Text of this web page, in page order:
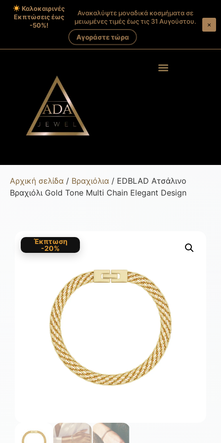
Καλοκαιρινές
Εκπτώσεις έως
-50%!
Ανακαλύψτε μοναδικά κοσμήματα σε
μειωμένες τιμές έως τις 31 Αυγούστου.
Αγοράστε τώρα
×
Αρχική σελίδα / Βραχιόλια / EDBLAD Ατσάλινο
Βραχιόλι Gold Tone Multi Chain Elegant Design
Έκπτωση
-20%